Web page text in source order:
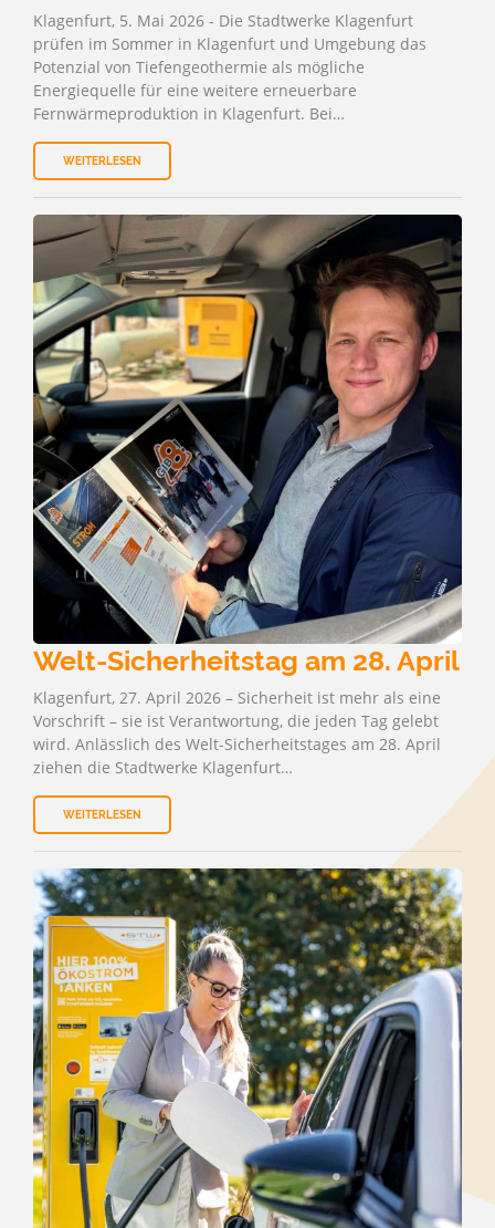
Klagenfurt, 5. Mai 2026 - Die Stadtwerke Klagenfurt
prüfen im Sommer in Klagenfurt und Umgebung das
Potenzial von Tiefengeothermie als mögliche
Energiequelle für eine weitere erneuerbare
Fernwärmeproduktion in Klagenfurt. Bei…
WEITERLESEN
Welt-Sicherheitstag am 28. April
Klagenfurt, 27. April 2026 – Sicherheit ist mehr als eine
Vorschrift – sie ist Verantwortung, die jeden Tag gelebt
wird. Anlässlich des Welt-Sicherheitstages am 28. April
ziehen die Stadtwerke Klagenfurt…
WEITERLESEN